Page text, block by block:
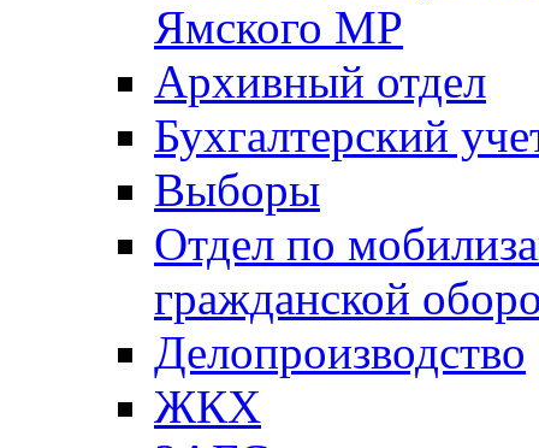
Ямского МР
Архивный отдел
Бухгалтерский
Выборы
Отдел по
гражданской
Делопроизводство
ЖКХ